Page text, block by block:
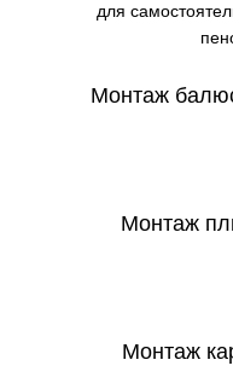
для
Монтаж
Монтаж
Монтаж